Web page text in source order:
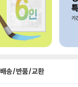
배송/반품/교환